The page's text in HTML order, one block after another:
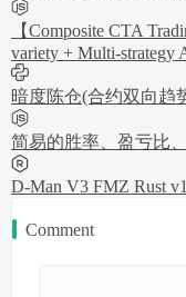
【Composite CTA
variety + Multi-strategy
暗度陈仓(合约双向趋
简易的胜率、盈亏比
D-Man V3 FMZ Rust
Comment